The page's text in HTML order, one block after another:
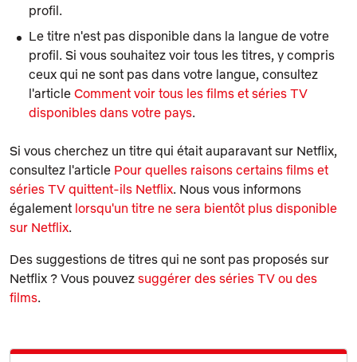
profil.
Le titre n'est pas disponible dans la langue de votre
profil. Si vous souhaitez voir tous les titres, y compris
ceux qui ne sont pas dans votre langue, consultez
l'article Comment voir tous les films et séries TV
disponibles dans votre pays.
Si vous cherchez un titre qui était auparavant sur Netflix,
consultez l'article Pour quelles raisons certains films et
séries TV quittent-ils Netflix. Nous vous informons
également lorsqu'un titre ne sera bientôt plus disponible
sur Netflix.
Des suggestions de titres qui ne sont pas proposés sur
Netflix ? Vous pouvez suggérer des séries TV ou des
films.